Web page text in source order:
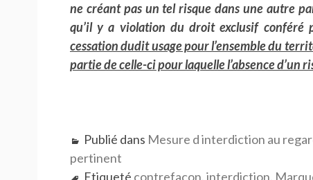
ne créant pas un tel risque dans une autre
qu’il y a violation du droit exclusif
cessation dudit usage pour l’ensemble du
partie de celle-ci pour laquelle l’absence d’un
Publié dans Mesure d interdiction au
pertinent
Etiqueté contrefaçon,interdiction,